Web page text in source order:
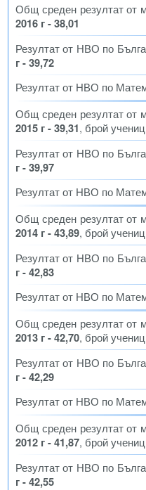
Общ среден резултат от
2016 г - 38,01
Резултат от НВО по
г - 39,72
Резултат от НВО по
Общ среден резултат от
2015 г - 39,31, брой
Резултат от НВО по
г - 39,97
Резултат от НВО по
Общ среден резултат от
2014 г - 43,89, брой
Резултат от НВО по
г - 42,83
Резултат от НВО по
Общ среден резултат от
2013 г - 42,70, брой
Резултат от НВО по
г - 42,29
Резултат от НВО по
Общ среден резултат от
2012 г - 41,87, брой
Резултат от НВО по
г - 42,55